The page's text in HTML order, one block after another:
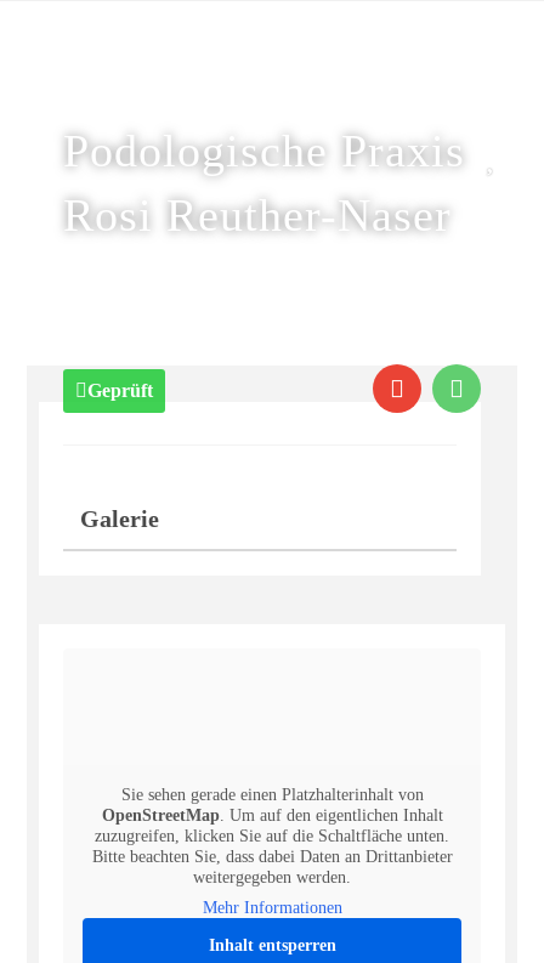
Podologische Praxis
Rosi Reuther-Naser
Geprüft
Galerie
Sie sehen gerade einen Platzhalterinhalt von
OpenStreetMap. Um auf den eigentlichen Inhalt
zuzugreifen, klicken Sie auf die Schaltfläche unten.
Bitte beachten Sie, dass dabei Daten an Drittanbieter
weitergegeben werden.
Mehr Informationen
Inhalt entsperren